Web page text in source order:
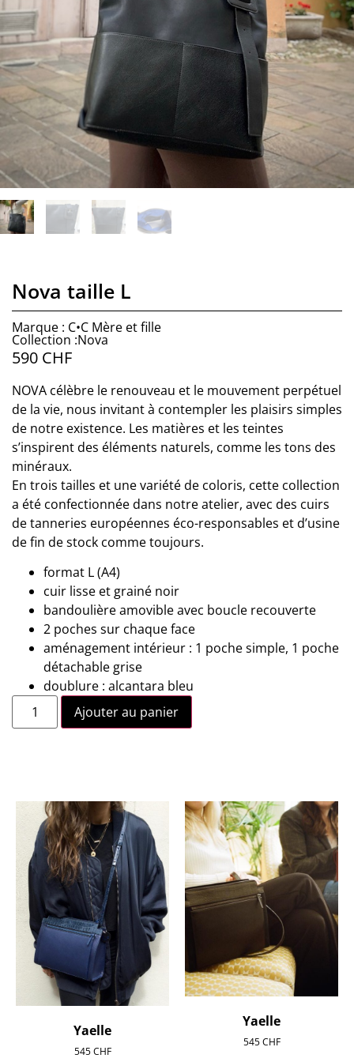
Nova taille L
Marque : C•C Mère et fille
Collection :Nova
590 CHF
NOVA célèbre le renouveau et le mouvement perpétuel
de la vie, nous invitant à contempler les plaisirs simples
de notre existence. Les matières et les teintes
s’inspirent des éléments naturels, comme les tons des
minéraux.
En trois tailles et une variété de coloris, cette collection
a été confectionnée dans notre atelier, avec des cuirs
de tanneries européennes éco-responsables et d’usine
de fin de stock comme toujours.
format L (A4)
cuir lisse et grainé noir
bandoulière amovible avec boucle recouverte
2 poches sur chaque face
aménagement intérieur : 1 poche simple, 1 poche
détachable grise
doublure : alcantara bleu
Ajouter au panier
Yaelle
545CHF
Yaelle
545CHF